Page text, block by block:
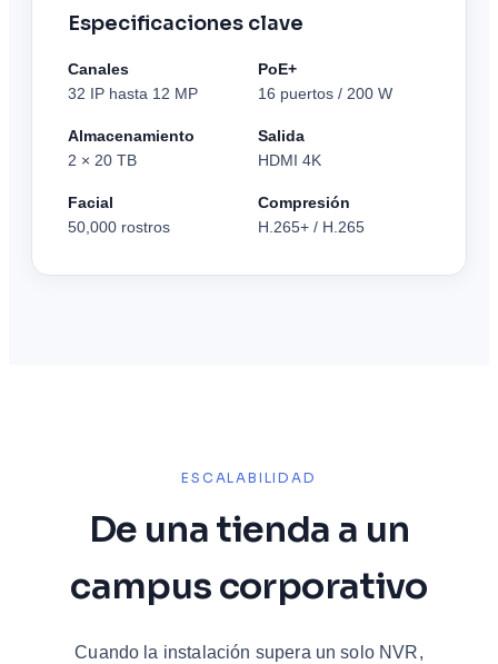
Especificaciones clave
Canales
32 IP hasta 12 MP
PoE+
16 puertos / 200 W
Almacenamiento
2 × 20 TB
Salida
HDMI 4K
Facial
50,000 rostros
Compresión
H.265+ / H.265
ESCALABILIDAD
De una tienda a un
campus corporativo
Cuando la instalación supera un solo NVR,